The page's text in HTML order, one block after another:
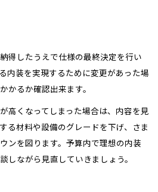
得したうえで仕様の最終決定を行い
内装を実現するために変更があった場
かるか確認出来ます。
高くなってしまった場合は、内容を見
る材料や設備のグレードを下げ、さま
ンを図ります。予算内で理想の内装
しながら見直していきましょう。